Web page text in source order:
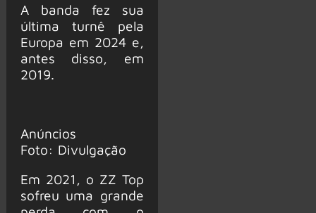
A banda fez sua
última turnê pela
Europa em 2024 e,
antes disso, em
2019.
Anúncios
Foto: Divulgação
Em 2021, o ZZ Top
sofreu uma grande